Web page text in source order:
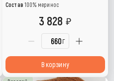
Состав 100% меринос
г
3 828
В корзину